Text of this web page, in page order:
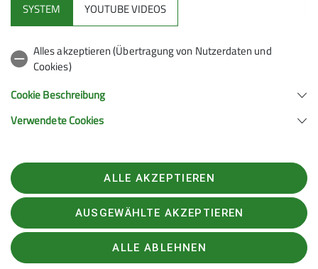
Hinter der Hütte erheben sich die mächtigen grünen
Flanken der fast 2500 m hohen Kreuzspitze und der
Pfeilspitze. Gegenüber, im Westen, sehen wir die
imposanten Felsgipfel von der Klimmspitze bis zu
Bretterspitze. In dieser Umgebung lässt es sich
vortrefflich rasten und eine herzhafte Stärkung auf
der Terrasse der schönen und gut geführten
SYSTEM YOUTUBE VIDEOS
Alles akzeptieren (Übertragung von Nutzerdaten und
Cookies)
Cookie Beschreibung
Verwendete Cookies
ALLE AKZEPTIEREN
AUSGEWÄHLTE AKZEPTIEREN
ALLE ABLEHNEN